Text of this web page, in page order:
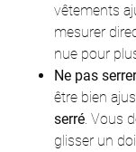
vêtements
mesurer
nue pour
Ne pas serrer
être bien
serré . Vous
glisser un